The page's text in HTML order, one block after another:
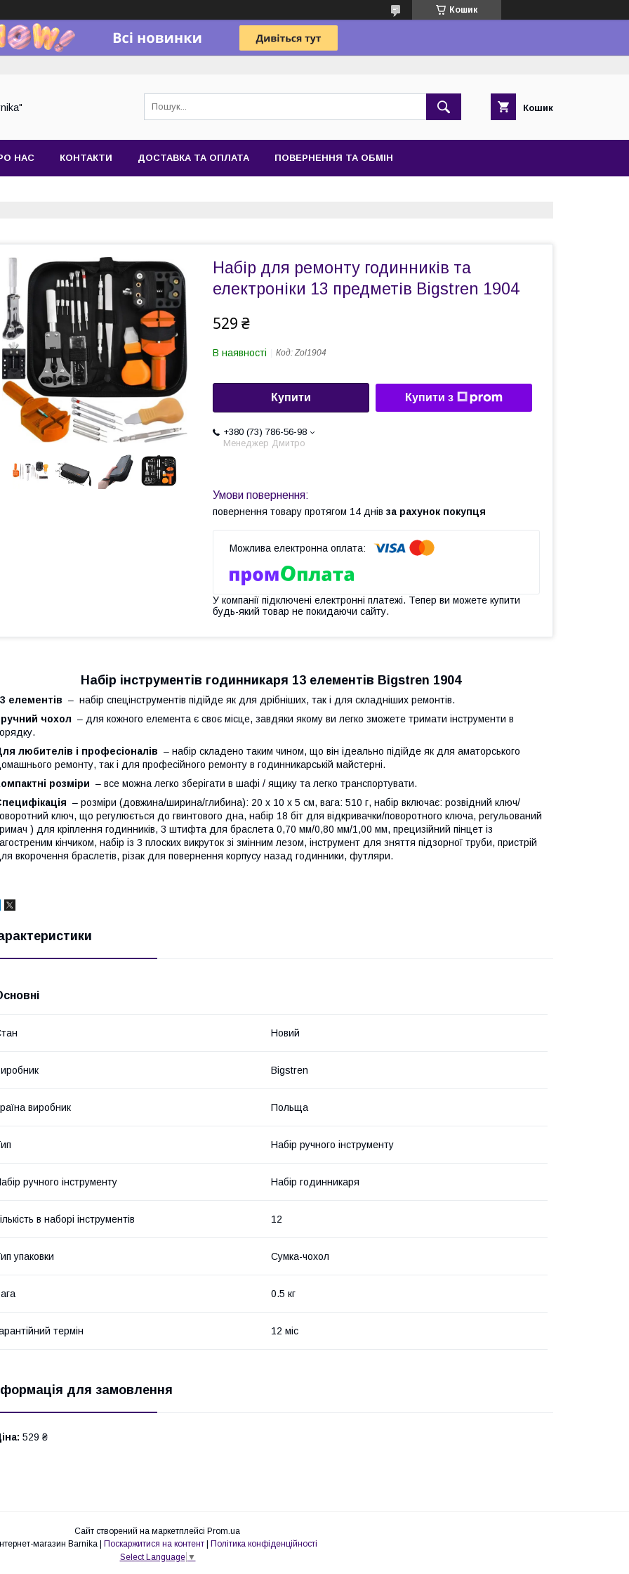
Кошик
Кошик
НАС КОНТАКТИ ДОСТАВКА ТА ОПЛАТА ПОВЕРНЕННЯ ТА ОБМІН
Набір для ремонту годинників та
електроніки 13 предметів Bigstren 1904
529 ₴
В наявності Код: Zol1904
Купити Купити з
+380 (73) 786-56-98
Менеджер Дмитро
повернення товару протягом 14 днів за рахунок покупця
У компанії підключені електронні платежі. Тепер ви можете купити
будь-який товар не покидаючи сайту.
Набір інструментів годинникаря 13 елементів Bigstren 1904
елементів – набір спецінструментів підійде як для дрібніших, так і для складніших ремонтів.
чохол – для кожного елемента є своє місце, завдяки якому ви легко зможете тримати інструменти в
любителів і професіоналів – набір складено таким чином, що він ідеально підійде як для аматорського
ремонту, так і для професійного ремонту в годинникарській майстерні.
розміри – все можна легко зберігати в шафі / ящику та легко транспортувати.
– розміри (довжина/ширина/глибина): 20 х 10 х 5 см, вага: 510 г, набір включає: розвідний ключ/
ключ, що регулюється до гвинтового дна, набір 18 біт для відкривачки/поворотного ключа, регульований
) для кріплення годинників, 3 штифта для браслета 0,70 мм/0,80 мм/1,00 мм, прецизійний пінцет із
кінчиком, набір із 3 плоских викруток зі змінним лезом, інструмент для зняття підзорної труби, пристрій
вкорочення браслетів, різак для повернення корпусу назад годинники, футляри.
Новий
Bigstren
виробник Польща
Набір ручного інструменту
ручного інструменту Набір годинникаря
в наборі інструментів 12
упаковки Сумка-чохол
0.5 кг
термін 12 міс
для замовлення
529 ₴
Сайт створений на маркетплейсі Prom.ua
Інтернет-магазин Barnika | Поскаржитися на контент | Політика конфіденційності
Select Language ▼